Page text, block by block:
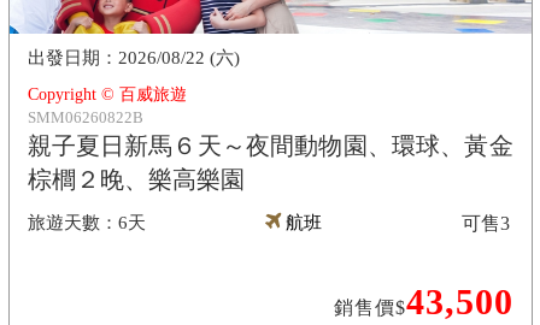
Copyright © 百威旅遊
SMM06260822B
親子夏日新馬６天～夜間動物園、環球、黃金
棕櫚２晚、樂高樂園
6天
2026/08/22 (六)
航班
銷售價$43,500
可售3